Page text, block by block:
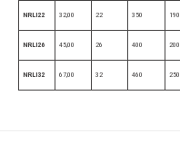
NRLI22 32,00 22 350 190
NRLI26 45,00 26 400 200
NRLI32 67,00 32 460 250